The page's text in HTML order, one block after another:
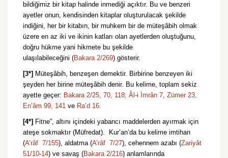
bildiğimiz bir kitap halinde inmediği açıktır. Bu ve benzeri
ayetler onun, kendisinden kitaplar oluşturulacak şekilde
indiğini, her bir kitabın, bir muhkem bir de müteşâbih olmak
üzere en az iki ve ikinin katları olan ayetlerden oluştuğunu,
doğru hükme yani hikmete bu şekilde
ulaşılabileceğini (Bakara 2/269) gösterir.
[3*] Müteşâbih, benzeşen demektir. Birbirine benzeyen iki
şeyden her birine müteşâbih denir. Bu kelime, toplam sekiz
ayette geçer: Bakara 2/25, 70, 118; Âl-i İmrân 7, Zümer 23,
En’âm 99, 141 ve Ra’d 16.
[4*] Fitne”, altını içindeki yabancı maddelerden ayırmak için
ateşe sokmaktır (Müfredat). Kur’an’da bu kelime imtihan
(A’râf 7/155), aldatma (A’râf 7/27), cehennem azabı (Zariyât
51/10-14) ve savaş (Bakara 2/216) anlamlarında